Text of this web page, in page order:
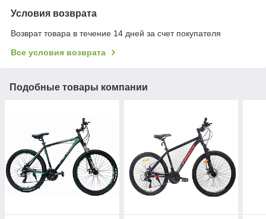
Условия возврата
Возврат товара в течение 14 дней за счет покупателя
Все условия возврата
Подобные товары компании